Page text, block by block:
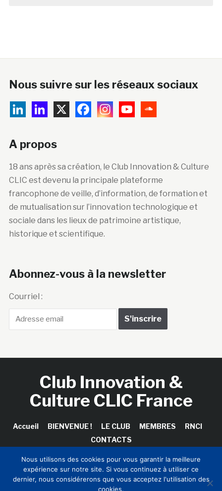
Nous suivre sur les réseaux sociaux
A propos
18 ans après sa création, le Club Innovation & Culture
CLIC est devenu la principale plateforme
francophone de veille, d’information, de formation et
de mutualisation sur l’innovation technologique et
sociale dans les lieux de patrimoine artistique,
historique et scientifique.
Abonnez-vous à la newsletter
Courriel :
Club Innovation &
Culture CLIC France
Accueil BIENVENUE ! LE CLUB MEMBRES
RNCI
CONTACTS
Copyright © 2026 Club Innovation & Culture CLIC France /
Nous utilisons des cookies pour vous garantir la meilleure
expérience sur notre site. Si vous continuez à utiliser ce
dernier, nous considérerons que vous acceptez l'utilisation des
cookies.